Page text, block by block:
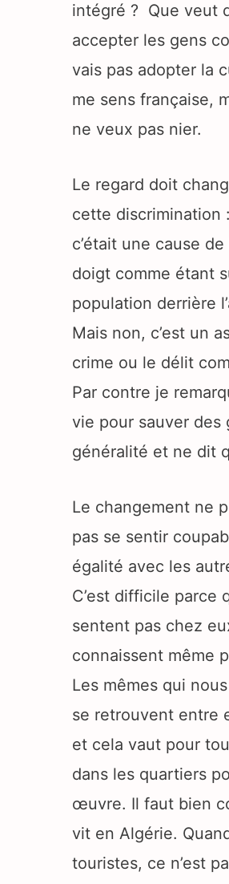
intégré ? Que veut
accepter les gens
vais pas adopter la
me sens française,
ne veux pas nier.
Le regard doit
cette discrimination
c’était une cause
doigt comme étant
population derrière
Mais non, c’est un
crime ou le délit
Par contre je
vie pour sauver des
généralité et ne dit
Le changement ne
pas se sentir
égalité avec les
C’est difficile parce
sentent pas chez
connaissent même
Les mêmes qui
se retrouvent entre
et cela vaut pour
dans les quartiers
œuvre. Il faut bien
vit en Algérie.
touristes, ce n’est